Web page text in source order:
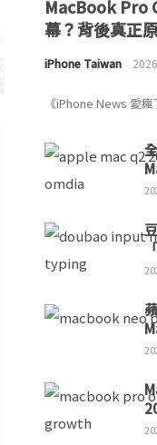
MacBook Pro
幕？背後真正
iPhone Taiwan
《iPhone News 愛